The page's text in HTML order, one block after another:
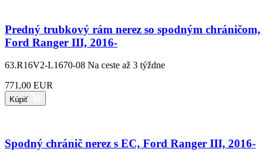
Predný trubkový rám nerez so spodným chráničom,
Ford Ranger III, 2016-
63.R16V2-L1670-08 Na ceste až 3 týždne
771,00 EUR
Kúpiť
Spodný chránič nerez s EC, Ford Ranger III, 2016-